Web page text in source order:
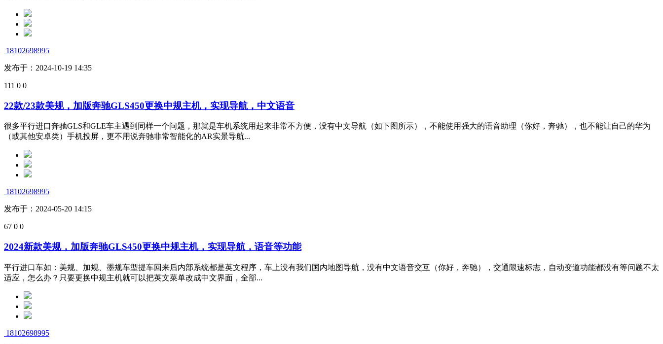
18102698995
发布于：2024-10-19 14:35
111 0 0
22款/23款美规，加版奔驰GLS450更换中规主机，实现导航，中文语音
很多平行进口奔驰GLS和GLE车主遇到同样一个问题，那就是车机系统用起来非常不方便，没有中文导航（如下图所示），不能使用强大的语音助理（你好，奔驰），也不能让自己的华为
（或其他安卓类）手机投屏，更不用说奔驰非常智能化的AR实景导航...
18102698995
发布于：2024-05-20 14:15
67 0 0
2024新款美规，加版奔驰GLS450更换中规主机，实现导航，语音等功能
平行进口车如：美规、加规、墨规车型提车回来后内部系统都是英文程序，车上没有我们国内地图导航，没有中文语音交互（你好，奔驰），交通限速标志，自动变道功能都没有等问题不太
适应，怎么办？只要更换中规主机就可以把英文菜单改成中文界面，全部...
18102698995